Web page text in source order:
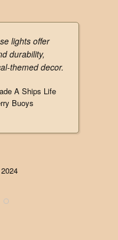
lights offer
durability,
themed decor.
A Ships Life
Buoys